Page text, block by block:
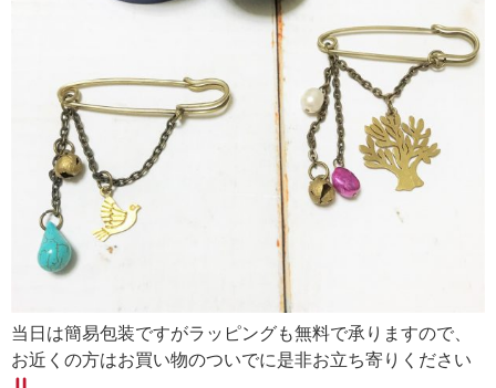
当日は簡易包装ですがラッピングも無料で承りますので、
お近くの方はお買い物のついでに是非お立ち寄りください